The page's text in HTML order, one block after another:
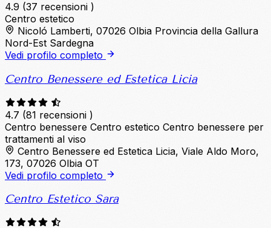
4.9 (37 recensioni )
Centro estetico
Nicoló Lamberti, 07026 Olbia Provincia della Gallura
Nord-Est Sardegna
Vedi profilo completo
Centro Benessere ed Estetica Licia
4.7 (81 recensioni )
Centro benessere Centro estetico Centro benessere per
trattamenti al viso
Centro Benessere ed Estetica Licia, Viale Aldo Moro,
173, 07026 Olbia OT
Vedi profilo completo
Centro Estetico Sara